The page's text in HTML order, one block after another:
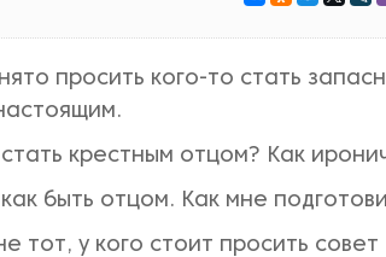
просить кого-то стать
крестным отцом? Как
быть отцом. Как мне
тот, у кого стоит просить совет